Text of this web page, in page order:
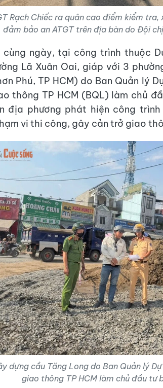
Rạch Chiếc ra quân cao điểm kiểm
đảm bảo an ATGT trên địa bàn do Đội
cùng ngày, tại công trình thuộc
Lã Xuân Oai, giáp với 3
Phú, TP HCM) do Ban Quản lý
thông TP HCM (BQL) làm chủ
địa phương phát hiện công
vi thi công, gây cản trở giao
dựng cầu Tăng Long do Ban Quản lý
giao thông TP HCM làm chủ đầu tư